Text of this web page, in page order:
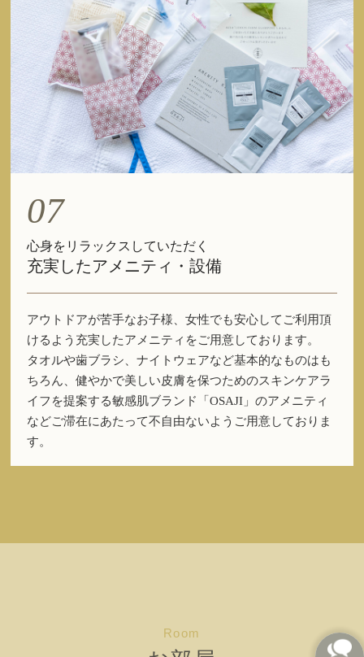
07
心身をリラックスしていただく
充実したアメニティ・設備
アウトドアが苦手なお子様、女性でも安心してご利用頂
けるよう充実したアメニティをご用意しております。
タオルや歯ブラシ、ナイトウェアなど基本的なものはも
ちろん、健やかで美しい皮膚を保つためのスキンケアラ
イフを提案する敏感肌ブランド「OSAJI」のアメニティ
などご滞在にあたって不自由ないようご用意しておりま
す。
Room